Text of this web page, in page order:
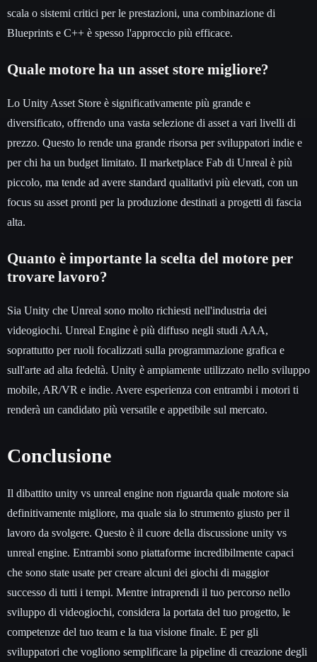
scala o sistemi critici per le prestazioni, una combinazione di
Blueprints e C++ è spesso l'approccio più efficace.
Quale motore ha un asset store migliore?
Lo Unity Asset Store è significativamente più grande e
diversificato, offrendo una vasta selezione di asset a vari livelli di
prezzo. Questo lo rende una grande risorsa per sviluppatori indie e
per chi ha un budget limitato. Il marketplace Fab di Unreal è più
piccolo, ma tende ad avere standard qualitativi più elevati, con un
focus su asset pronti per la produzione destinati a progetti di fascia
alta.
Quanto è importante la scelta del motore per
trovare lavoro?
Sia Unity che Unreal sono molto richiesti nell'industria dei
videogiochi. Unreal Engine è più diffuso negli studi AAA,
soprattutto per ruoli focalizzati sulla programmazione grafica e
sull'arte ad alta fedeltà. Unity è ampiamente utilizzato nello sviluppo
mobile, AR/VR e indie. Avere esperienza con entrambi i motori ti
renderà un candidato più versatile e appetibile sul mercato.
Conclusione
Il dibattito unity vs unreal engine non riguarda quale motore sia
definitivamente migliore, ma quale sia lo strumento giusto per il
lavoro da svolgere. Questo è il cuore della discussione unity vs
unreal engine. Entrambi sono piattaforme incredibilmente capaci
che sono state usate per creare alcuni dei giochi di maggior
successo di tutti i tempi. Mentre intraprendi il tuo percorso nello
sviluppo di videogiochi, considera la portata del tuo progetto, le
competenze del tuo team e la tua visione finale. E per gli
sviluppatori che vogliono semplificare la pipeline di creazione degli